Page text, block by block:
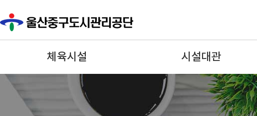
체육시설 시설대관